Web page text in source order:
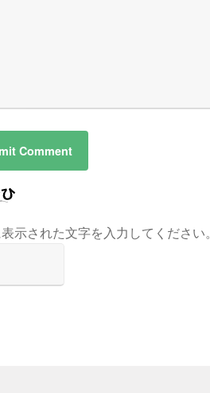
示された文字を入力してください。